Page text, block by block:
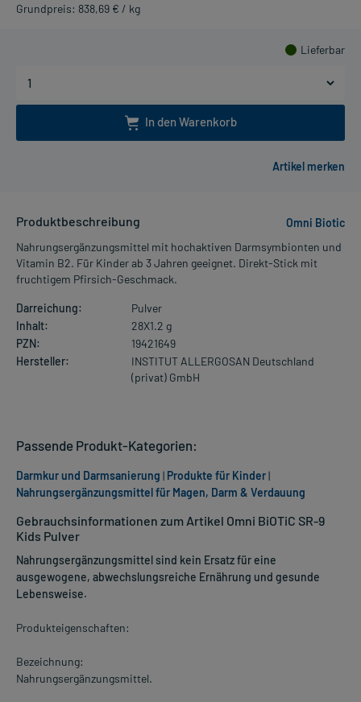
Grundpreis: 838,69 € / kg
Lieferbar
In den Warenkorb
Produktbeschreibung
Omni Biotic
Nahrungsergänzungsmittel mit hochaktiven Darmsymbionten und
Vitamin B2. Für Kinder ab 3 Jahren geeignet. Direkt-Stick mit
fruchtigem Pfirsich-Geschmack.
Darreichung:
Pulver
Inhalt:
28X1.2 g
PZN:
19421649
Hersteller:
INSTITUT ALLERGOSAN Deutschland
(privat) GmbH
Gebrauchsinformationen zum Artikel Omni BiOTiC SR-9
Kids Pulver
Nahrungsergänzungsmittel sind kein Ersatz für eine
ausgewogene, abwechslungsreiche Ernährung und gesunde
Lebensweise.
Produkteigenschaften:
Bezeichnung:
Nahrungsergänzungsmittel.
Passende Produkt-Kategorien:
Darmkur und Darmsanierung | Produkte für Kinder|
Nahrungsergänzungsmittel für Magen, Darm & Verdauung